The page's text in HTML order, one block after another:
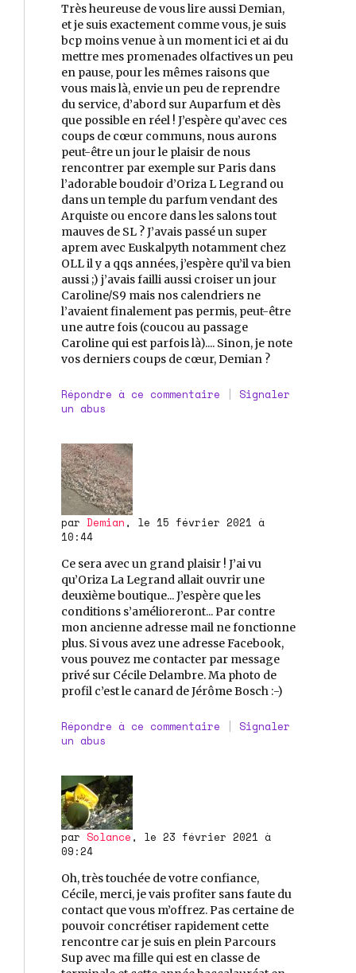
Très heureuse de vous lire aussi Demian,
et je suis exactement comme vous, je suis
bcp moins venue à un moment ici et ai du
mettre mes promenades olfactives un peu
en pause, pour les mêmes raisons que
vous mais là, envie un peu de reprendre
du service, d’abord sur Auparfum et dès
que possible en réel ! J’espère qu’avec ces
coups de cœur communs, nous aurons
peut-être un jour le plaisir de nous
rencontrer par exemple sur Paris dans
l’adorable boudoir d’Oriza L Legrand ou
dans un temple du parfum vendant des
Arquiste ou encore dans les salons tout
mauves de SL ? J’avais passé un super
aprem avec Euskalpyth notamment chez
OLL il y a qqs années, j’espère qu’il va bien
aussi ;) j’avais failli aussi croiser un jour
Caroline/S9 mais nos calendriers ne
l’avaient finalement pas permis, peut-être
une autre fois (coucou au passage
Caroline qui est parfois là).... Sinon, je note
vos derniers coups de cœur, Demian ?
Répondre à ce commentaire | Signaler
un abus
par Demian , le 15 février 2021 à
10:44
Ce sera avec un grand plaisir ! J’ai vu
qu’Oriza La Legrand allait ouvrir une
deuxième boutique... J’espère que les
conditions s’amélioreront... Par contre
mon ancienne adresse mail ne fonctionne
plus. Si vous avez une adresse Facebook,
vous pouvez me contacter par message
privé sur Cécile Delambre. Ma photo de
profil c’est le canard de Jérôme Bosch :-)
Répondre à ce commentaire | Signaler
un abus
par Solance , le 23 février 2021 à
09:24
Oh, très touchée de votre confiance,
Cécile, merci, je vais profiter sans faute du
contact que vous m’offrez. Pas certaine de
pouvoir concrétiser rapidement cette
rencontre car je suis en plein Parcours
Sup avec ma fille qui est en classe de